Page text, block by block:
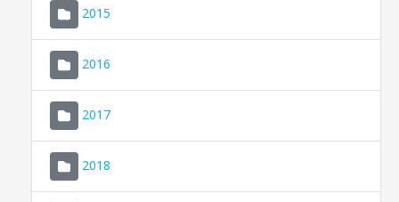
2015
2016
2017
2018